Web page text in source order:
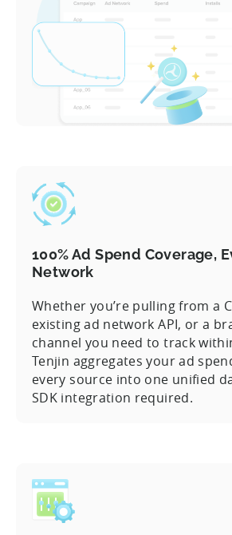
100% Ad Spend Coverage,
Network
Whether you’re pulling from a
existing ad network API, or a
channel you need to track
Tenjin aggregates your ad
every source into one unified
SDK integration required.